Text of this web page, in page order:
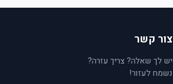
צור קשר
יש לך שאלה? צריך עזרה?
נשמח לעזור!